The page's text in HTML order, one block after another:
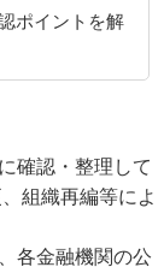
ポイントを解
確認・整理して
組織再編等によ
各金融機関の公